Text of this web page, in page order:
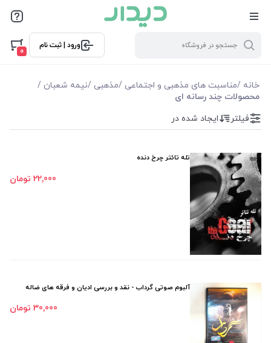
ورود | ثبت نام
0
خانه /مناسبت های مذهبی و اجتماعی /مذهبی /نیمه شعبان /
محصولات چند رسانه ای
فیلتر بر اساس قیمت
فیلترها
نمایش همه محصولات
فیلتر ایجاد شده در
تله تائتر چرخ دنده
22٬000 تومان
آلبوم صوتی گرداب - نقد و بررسی ادیان و فرقه های ضاله
30٬000 تومان